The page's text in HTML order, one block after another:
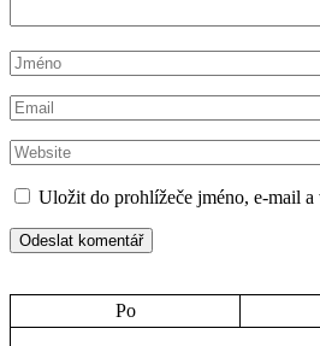
Uložit do prohlížeče jméno, e-mail
Po